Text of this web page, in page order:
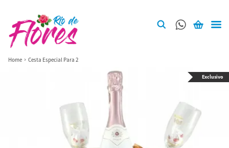
Home Cesta Especial Para 2
Exclusivo